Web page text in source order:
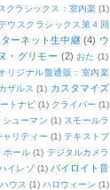
クラシックス：室内楽 (1)
ウスクラシックス第４回
ーネット生中継 (4) ウ
・グリモー (2) おた (1)
リジナル盤通販：室内楽
カザルス (1) カスタマイズ
トナビ (1) クライバー (1)
シューマン (1) スモールラ
ャリティー (1) テキストブ
ホール (1) デジタルカメラ
イレゾ (1) バイロイト音
ウス (1) ハロウィーン (1)